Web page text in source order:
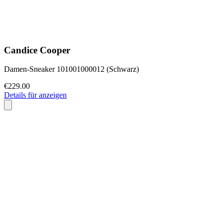
Candice Cooper
Damen-Sneaker 101001000012 (Schwarz)
€229.00
Details für anzeigen